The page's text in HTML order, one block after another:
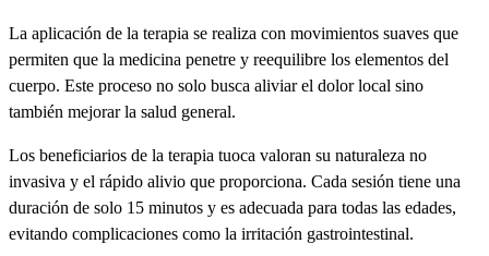
La aplicación de la terapia se realiza con movimientos suaves que
permiten que la medicina penetre y reequilibre los elementos del
cuerpo. Este proceso no solo busca aliviar el dolor local sino
también mejorar la salud general.
Los beneficiarios de la terapia tuoca valoran su naturaleza no
invasiva y el rápido alivio que proporciona. Cada sesión tiene una
duración de solo 15 minutos y es adecuada para todas las edades,
evitando complicaciones como la irritación gastrointestinal.